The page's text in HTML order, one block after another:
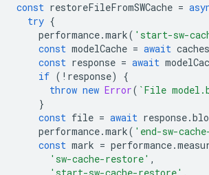
const restoreFileFromSWCache =
try {
performance.mark( 'start-sw-
const modelCache = await caches
const response = await
if ( ! response)
{
throw new Error( `File
}
const file = await response.
performance.mark( 'end-sw-
const mark = performance.
'sw-cache-restore' ,